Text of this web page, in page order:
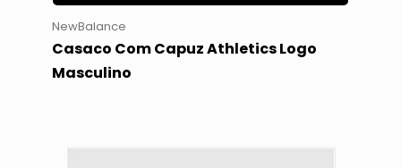
NewBalance
Casaco Com Capuz Athletics Logo
Masculino